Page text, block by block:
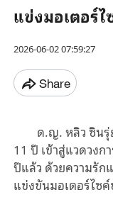
แข่งมอเตอร์ไ
2026-06-02 07:59:27
Share
ด.ญ. หลิว ซินรุ่
11 ปี เข้าสู่แวดวงก
ปีแล้ว ด้วยความรัก
แข่งขันมอเตอร์ไซค์